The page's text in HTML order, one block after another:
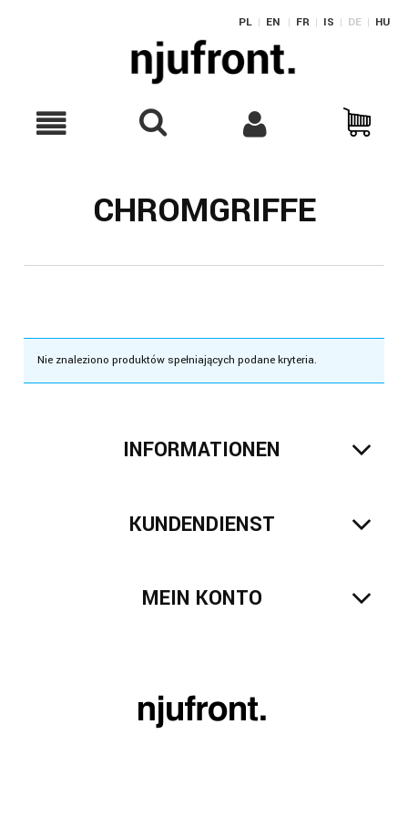
PL | EN | FR | IS | DE | HU
CHROMGRIFFE
Nie znaleziono produktów spełniających podane kryteria.
INFORMATIONEN
KUNDENDIENST
MEIN KONTO